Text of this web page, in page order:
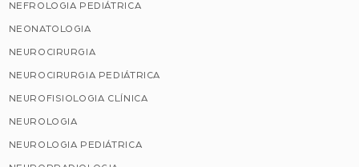
NEFROLOGIA PEDIÁTRICA
NEONATOLOGIA
NEUROCIRURGIA
NEUROCIRURGIA PEDIÁTRICA
NEUROFISIOLOGIA CLÍNICA
NEUROLOGIA
NEUROLOGIA PEDIÁTRICA